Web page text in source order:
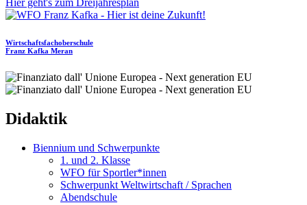
Wirtschaftsfachoberschule
Franz Kafka Meran
Didaktik
Biennium und Schwerpunkte
1. und 2. Klasse
WFO für Sportler*innen
Schwerpunkt Weltwirtschaft / Sprachen
Abendschule